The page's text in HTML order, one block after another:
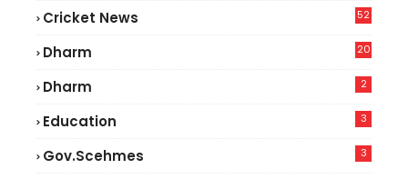
Cricket News
52
Dharm 20
Dharm 2
Education 3
Gov.scehmes 3